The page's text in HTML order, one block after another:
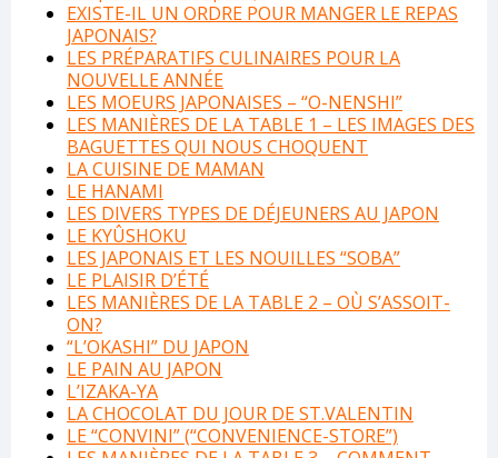
EXISTE-IL UN ORDRE POUR MANGER LE REPAS
JAPONAIS?
LES PRÉPARATIFS CULINAIRES POUR LA
NOUVELLE ANNÉE
LES MOEURS JAPONAISES – “O-NENSHI”
LES MANIÈRES DE LA TABLE 1 – LES IMAGES DES
BAGUETTES QUI NOUS CHOQUENT
LA CUISINE DE MAMAN
LE HANAMI
LES DIVERS TYPES DE DÉJEUNERS AU JAPON
LE KYÛSHOKU
LES JAPONAIS ET LES NOUILLES “SOBA”
LE PLAISIR D’ÉTÉ
LES MANIÈRES DE LA TABLE 2 – OÙ S’ASSOIT-
ON?
“L’OKASHI” DU JAPON
LE PAIN AU JAPON
L’IZAKA-YA
LA CHOCOLAT DU JOUR DE ST.VALENTIN
LE “CONVINI” (“CONVENIENCE-STORE”)